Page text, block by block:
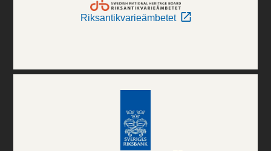
Riksantikvarieämbetet